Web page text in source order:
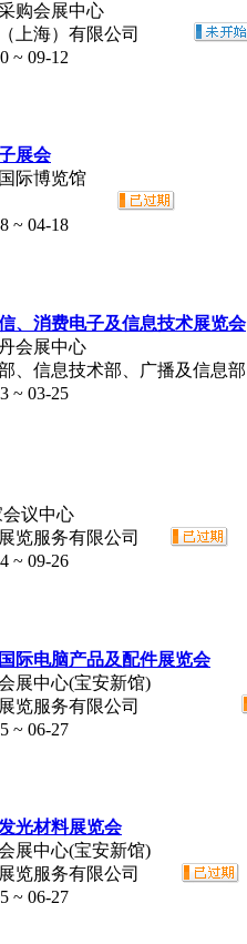
购会展中心
上海）有限公司
~ 09-12
展会
际博览馆
~ 04-18
、消费电子及信息技术展览会
会展中心
、信息技术部、广播及信息部
~ 03-25
议中心
览服务有限公司
~ 09-26
际电脑产品及配件展览会
展中心(宝安新馆)
览服务有限公司
~ 06-27
光材料展览会
展中心(宝安新馆)
览服务有限公司
~ 06-27